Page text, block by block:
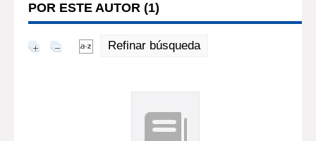
POR ESTE AUTOR (1)
Refinar búsqueda